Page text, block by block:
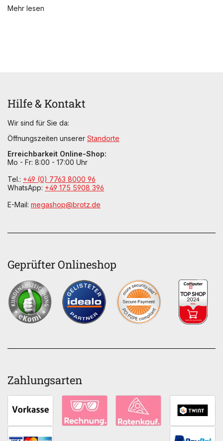
Mehr lesen
Hilfe & Kontakt
Wir sind für Sie da:
Öffnungszeiten unserer Standorte
Erreichbarkeit Online-Shop:
Mo - Fr: 8:00 - 17:00 Uhr
Tel.: +49 (0) 7763 8000 96
WhatsApp: +49 175 5908 396
E-Mail: megashop@brotz.de
Geprüfter Onlineshop
Zahlungsarten